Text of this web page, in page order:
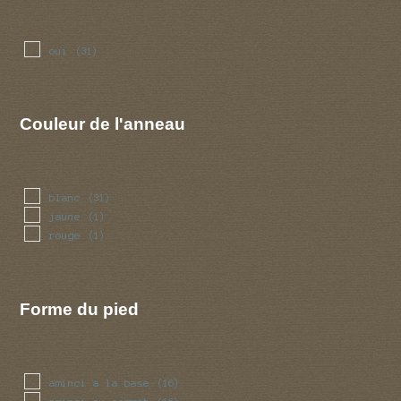
oui (31)
Couleur de l'anneau
blanc (31)
jaune (1)
rouge (1)
Forme du pied
aminci a la base (16)